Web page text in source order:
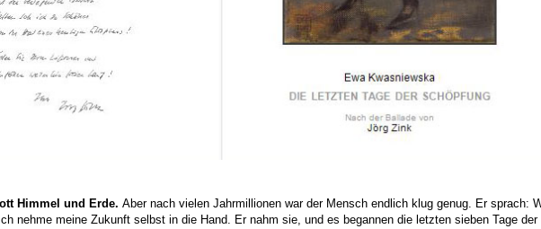
Himmel und Erde. Aber nach vielen Jahrmillionen war der Mensch endlich klug genug. Er sprach:
nehme meine Zukunft selbst in die Hand. Er nahm sie, und es begannen die letzten sieben Tage der